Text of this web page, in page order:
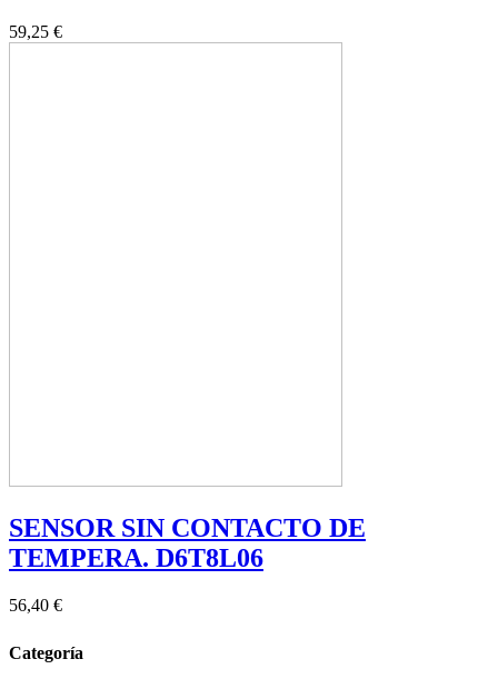
59,25 €
SENSOR SIN CONTACTO DE
TEMPERA. D6T8L06
56,40 €
Categoría